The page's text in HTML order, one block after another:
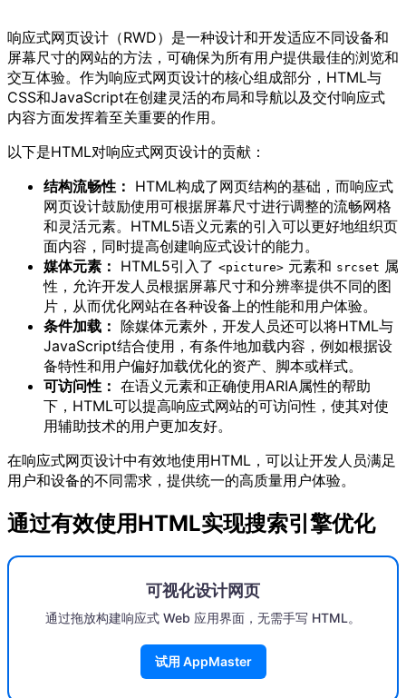
响应式网页设计（RWD）是一种设计和开发适应不同设备和
屏幕尺寸的网站的方法，可确保为所有用户提供最佳的浏览和
交互体验。作为响应式网页设计的核心组成部分，HTML与
CSS和JavaScript在创建灵活的布局和导航以及交付响应式
内容方面发挥着至关重要的作用。
以下是HTML对响应式网页设计的贡献：
结构流畅性： HTML构成了网页结构的基础，而响应式
网页设计鼓励使用可根据屏幕尺寸进行调整的流畅网格
和灵活元素。HTML5语义元素的引入可以更好地组织页
面内容，同时提高创建响应式设计的能力。
媒体元素： HTML5引入了 <picture> 元素和 srcset 属
性，允许开发人员根据屏幕尺寸和分辨率提供不同的图
片，从而优化网站在各种设备上的性能和用户体验。
条件加载： 除媒体元素外，开发人员还可以将HTML与
JavaScript结合使用，有条件地加载内容，例如根据设
备特性和用户偏好加载优化的资产、脚本或样式。
可访问性： 在语义元素和正确使用ARIA属性的帮助
下，HTML可以提高响应式网站的可访问性，使其对使
用辅助技术的用户更加友好。
在响应式网页设计中有效地使用HTML，可以让开发人员满足
用户和设备的不同需求，提供统一的高质量用户体验。
通过有效使用HTML实现搜索引擎优化
可视化设计网页
通过拖放构建响应式 Web 应用界面，无需手写 HTML。
试用 AppMaster